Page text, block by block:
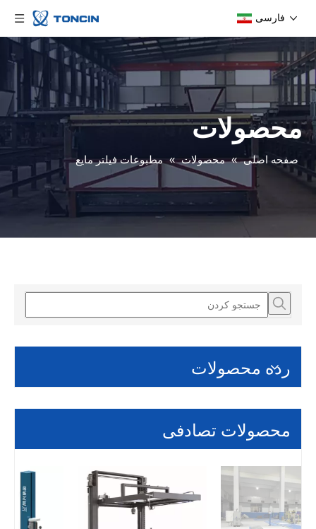
فارسی
محصولات
صفحه اصلی » محصولات » مطبوعات فیلتر مایع
رده محصولات
محصولات تصادفی